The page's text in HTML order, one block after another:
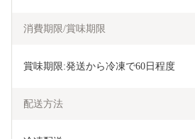
消費期限/賞味期限
賞味期限:発送から冷凍で60日程度
配送方法